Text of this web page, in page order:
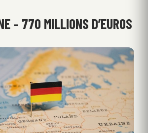
– 770 MILLIONS D’EUROS